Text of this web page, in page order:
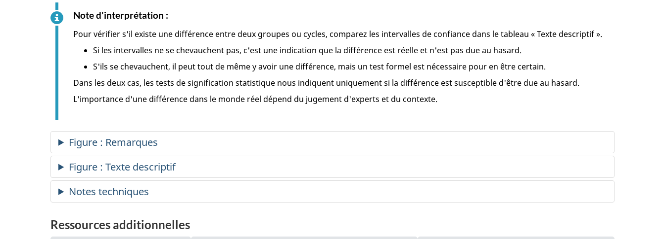
Note d'interprétation :
Pour vérifier s'il existe une différence entre deux groupes ou cycles, comparez les intervalles de confiance dans le tableau « Texte descriptif ».
Si les intervalles ne se chevauchent pas, c'est une indication que la différence est réelle et n'est pas due au hasard.
S'ils se chevauchent, il peut tout de même y avoir une différence, mais un test formel est nécessaire pour en être certain.
Dans les deux cas, les tests de signification statistique nous indiquent uniquement si la différence est susceptible d'être due au hasard.
L'importance d'une différence dans le monde réel dépend du jugement d'experts et du contexte.
Ressources additionnelles